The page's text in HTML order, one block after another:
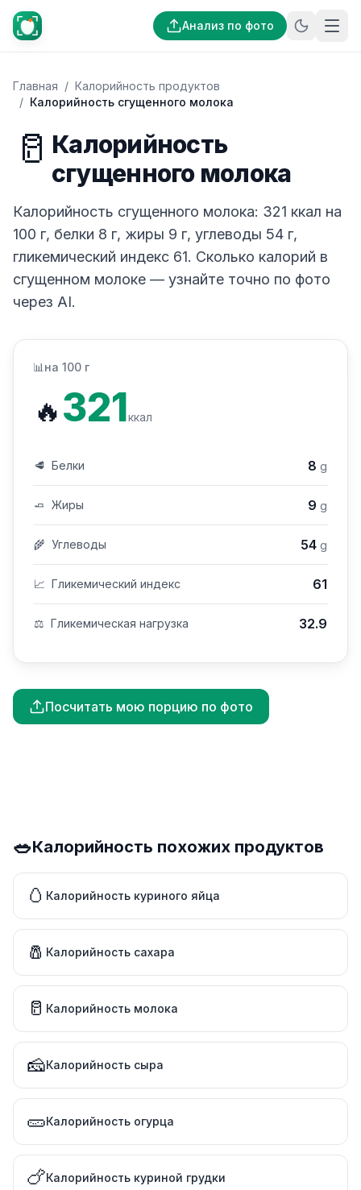
Анализ по фото
Главная / Калорийность продуктов
/ Калорийность сгущенного молока
🥛 Калорийность
сгущенного молока
Калорийность сгущенного молока: 321 ккал на
100 г, белки 8 г, жиры 9 г, углеводы 54 г,
гликемический индекс 61. Сколько калорий в
сгущенном молоке — узнайте точно по фото
через AI.
📊 на 100 г
🔥321ккал
🥩 Белки 8 g
🧈 Жиры 9 g
🌾 Углеводы 54 g
📈 Гликемический индекс 61
⚖️ Гликемическая нагрузка 32.9
Посчитать мою порцию по фото
🥗Калорийность похожих продуктов
🥚 Калорийность куриного яйца
🧂 Калорийность сахара
🥛 Калорийность молока
🧀Калорийность сыра
🥒Калорийность огурца
🍗Калорийность куриной грудки